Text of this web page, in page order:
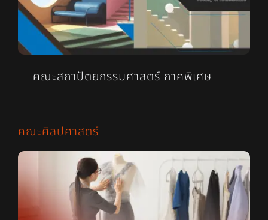
คณะสถาปัตยกรรมศาสตร์ ภาคพิเศษ
คณะศิลปศาสตร์